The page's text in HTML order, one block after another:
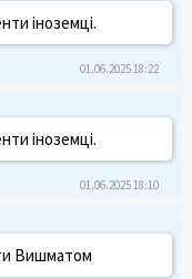
іноземці.
01.06.2025 18:22
іноземці.
01.06.2025 18:10
Вишматом